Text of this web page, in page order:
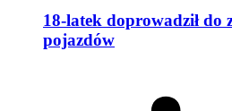
18-latek doprowadził do
pojazdów